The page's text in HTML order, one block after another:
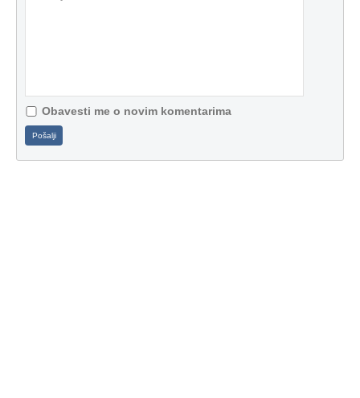
Obavesti me o novim komentarima
Pošalji